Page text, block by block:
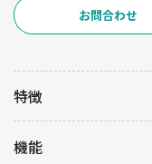
お問合わせ
特徴
機能